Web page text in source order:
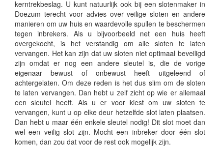
kerntrekbeslag. U kunt natuurlijk ook bij een slotenmaker in
Doezum terecht voor advies over veilige sloten en andere
manieren om uw huis en waardevolle spullen te beschermen
tegen inbrekers. Als u bijvoorbeeld net een huis heeft
overgekocht, is het verstandig om alle sloten te laten
vervangen. Het kan zijn dat uw sloten niet optimaal beveiligd
zijn omdat er nog een andere sleutel is, die de vorige
eigenaar bewust of onbewust heeft uitgeleend of
achtergelaten. Om deze reden is het dus slim om de sloten
te laten vervangen. Dan hebt u zelf zicht op wie er allemaal
een sleutel heeft. Als u er voor kiest om uw sloten te
vervangen, kunt u op elke deur hetzelfde slot laten plaatsen.
Dan hebt u maar één enkele sleutel nodig! Dit slot moet dan
wel een veilig slot zijn. Mocht een inbreker door één slot
komen, dan zou dat voor de rest ook mogelijk zijn.